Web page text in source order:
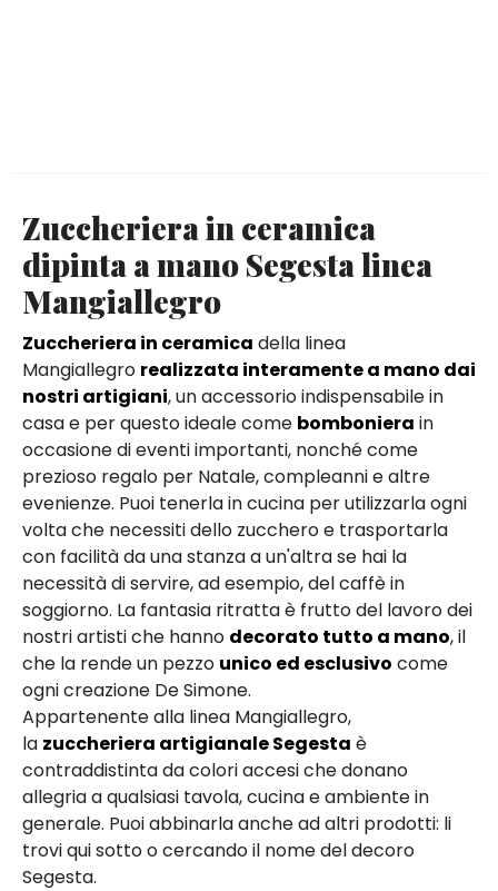
Zuccheriera in ceramica
dipinta a mano Segesta linea
Mangiallegro
Zuccheriera in ceramica della linea
Mangiallegro realizzata interamente a mano dai
nostri artigiani, un accessorio indispensabile in
casa e per questo ideale come bomboniera in
occasione di eventi importanti, nonché come
prezioso regalo per Natale, compleanni e altre
evenienze. Puoi tenerla in cucina per utilizzarla ogni
volta che necessiti dello zucchero e trasportarla
con facilità da una stanza a un'altra se hai la
necessità di servire, ad esempio, del caffè in
soggiorno. La fantasia ritratta è frutto del lavoro dei
nostri artisti che hanno decorato tutto a mano, il
che la rende un pezzo unico ed esclusivo come
ogni creazione De Simone.
Appartenente alla linea Mangiallegro,
la zuccheriera artigianale Segesta è
contraddistinta da colori accesi che donano
allegria a qualsiasi tavola, cucina e ambiente in
generale. Puoi abbinarla anche ad altri prodotti: li
trovi qui sotto o cercando il nome del decoro
Segesta.